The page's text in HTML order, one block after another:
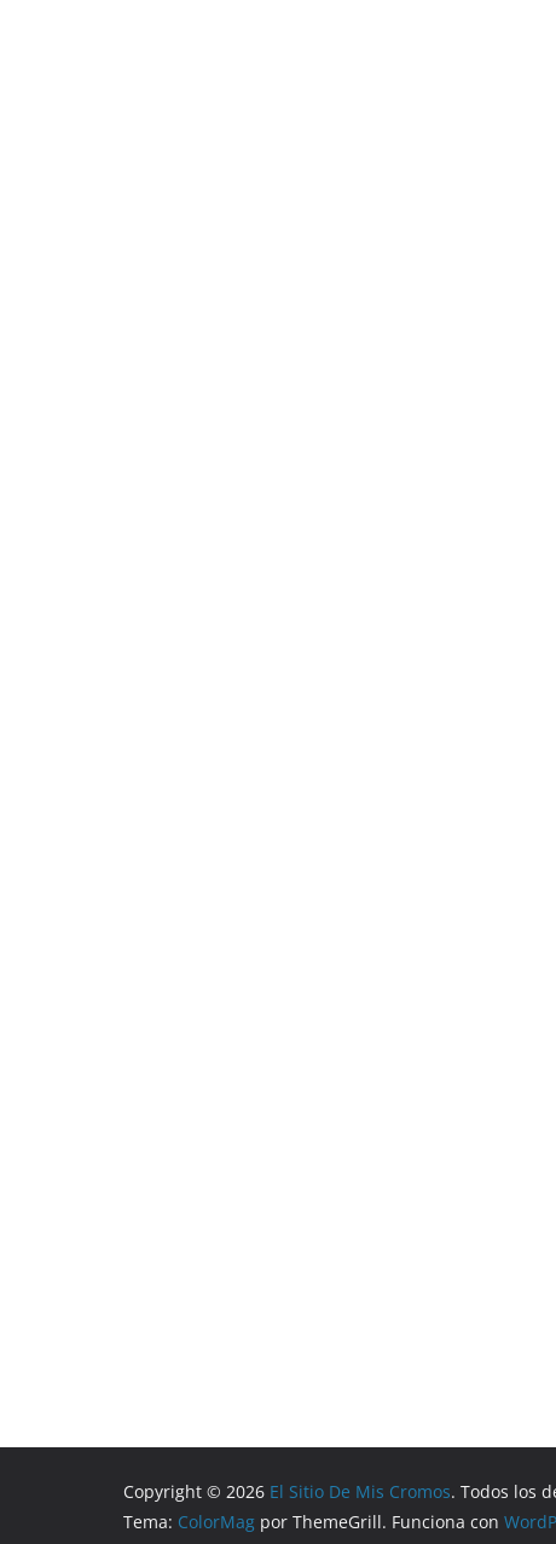
Copyright © 2026 El Sitio De Mis Cromos. Todos los
Tema: ColorMag por ThemeGrill. Funciona con